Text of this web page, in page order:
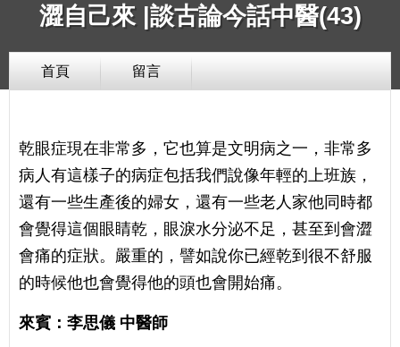
澀自己來 |談古論今話中醫(43)
首頁 留言
乾眼症現在非常多，它也算是文明病之一，非常多
病人有這樣子的病症包括我們說像年輕的上班族，
還有一些生產後的婦女，還有一些老人家他同時都
會覺得這個眼睛乾，眼淚水分泌不足，甚至到會澀
會痛的症狀。嚴重的，譬如說你已經乾到很不舒服
的時候他也會覺得他的頭也會開始痛。
來賓：李思儀 中醫師